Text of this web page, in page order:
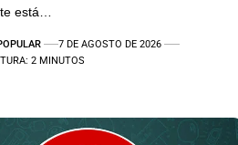
está…
7 DE AGOSTO DE 2026
2 MINUTOS